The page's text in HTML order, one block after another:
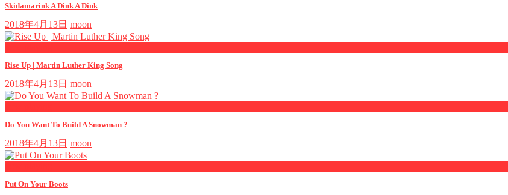
Skidamarink A Dink A Dink
2018年4月13日 moon
Rise Up | Martin Luther King Song
2018年4月13日 moon
Do You Want To Build A Snowman ?
2018年4月13日 moon
Put On Your Boots